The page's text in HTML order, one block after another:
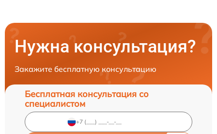
Нужна консультация?
Закажите бесплатную консультацию
Бесплатная консультация со
специалистом